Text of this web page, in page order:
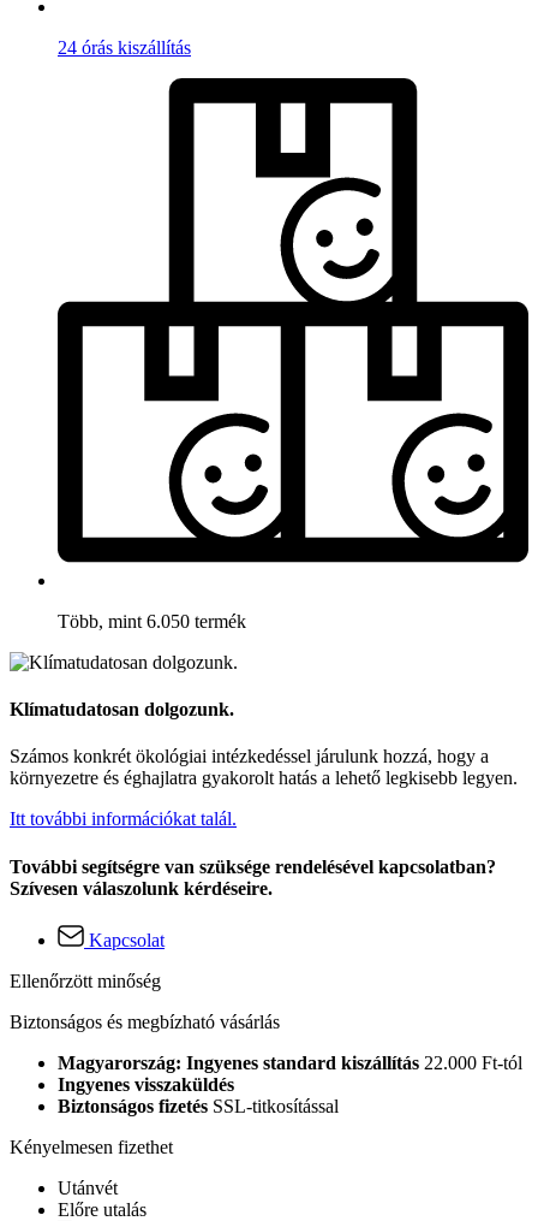
24 órás kiszállítás
Több, mint 6.050 termék
Klímatudatosan dolgozunk.
Számos konkrét ökológiai intézkedéssel járulunk hozzá, hogy a
környezetre és éghajlatra gyakorolt hatás a lehető legkisebb legyen.
Itt további információkat talál.
További segítségre van szüksége rendelésével kapcsolatban?
Szívesen válaszolunk kérdéseire.
Kapcsolat
Ellenőrzött minőség
Biztonságos és megbízható vásárlás
Magyarország: Ingyenes standard kiszállítás 22.000 Ft-tól
Ingyenes visszaküldés
Biztonságos fizetés SSL-titkosítással
Kényelmesen fizethet
Utánvét
Előre utalás